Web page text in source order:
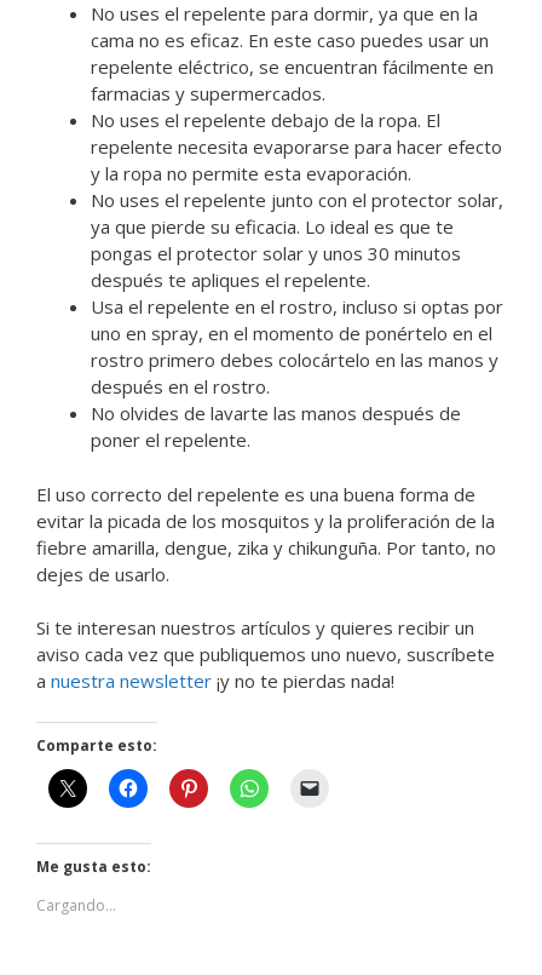
No uses el repelente para dormir, ya que en la
cama no es eficaz. En este caso puedes usar un
repelente eléctrico, se encuentran fácilmente en
farmacias y supermercados.
No uses el repelente debajo de la ropa. El
repelente necesita evaporarse para hacer efecto
y la ropa no permite esta evaporación.
No uses el repelente junto con el protector solar,
ya que pierde su eficacia. Lo ideal es que te
pongas el protector solar y unos 30 minutos
después te apliques el repelente.
Usa el repelente en el rostro, incluso si optas por
uno en spray, en el momento de ponértelo en el
rostro primero debes colocártelo en las manos y
después en el rostro.
No olvides de lavarte las manos después de
poner el repelente.
El uso correcto del repelente es una buena forma de
evitar la picada de los mosquitos y la proliferación de la
fiebre amarilla, dengue, zika y chikunguña. Por tanto, no
dejes de usarlo.
Si te interesan nuestros artículos y quieres recibir un
aviso cada vez que publiquemos uno nuevo, suscríbete
a nuestra newsletter ¡y no te pierdas nada!
Comparte esto:
Me gusta esto:
Cargando...